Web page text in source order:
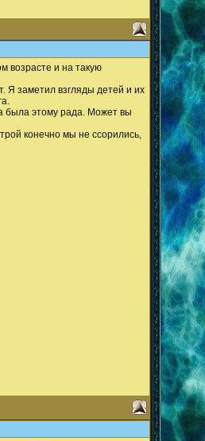
возрасте и на такую
Я заметил взгляды детей и их
была этому рада. Может вы
конечно мы не ссорились,